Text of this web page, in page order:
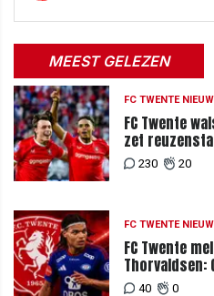
MEEST GELEZEN
FC TWENTE
FC Twente
zet
230 20
FC TWENTE
FC Twente
Thorvaldsen:
miljoenenbod
40 0